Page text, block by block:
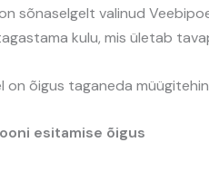
sõnaselgelt valinud
kulu, mis ületab
on õigus taganeda
esitamise õigus